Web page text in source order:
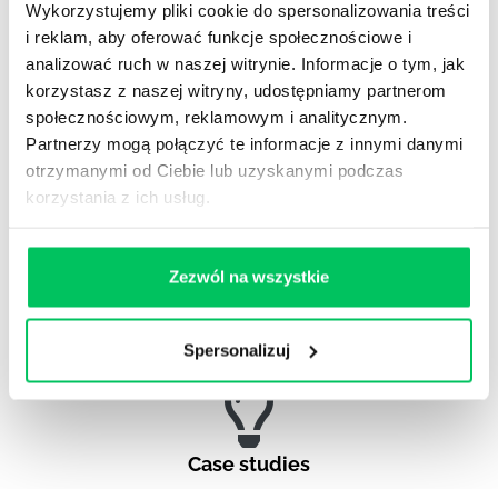
Wykorzystujemy pliki cookie do spersonalizowania treści
i reklam, aby oferować funkcje społecznościowe i
analizować ruch w naszej witrynie. Informacje o tym, jak
korzystasz z naszej witryny, udostępniamy partnerom
społecznościowym, reklamowym i analitycznym.
Partnerzy mogą połączyć te informacje z innymi danymi
otrzymanymi od Ciebie lub uzyskanymi podczas
korzystania z ich usług.
Zezwól na wszystkie
Spersonalizuj
Projekty komercyjne
Referencje
Administracja publiczna
Referencje
Pełna lista referencyjna
Case studies